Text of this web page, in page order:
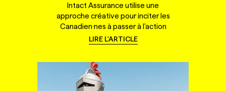
Intact Assurance utilise une
approche créative pour inciter les
Canadien·nes à passer à l'action
LIRE L'ARTICLE